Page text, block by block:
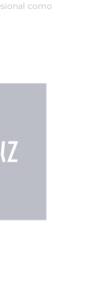
como